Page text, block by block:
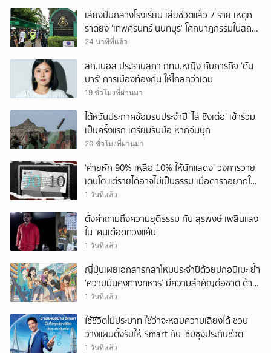
เสียงปืนกลางโรงเรียน เสียชีวิตแล้ว 7 ราย เหตุก
ราดยิง ‘เทพศิรินทร์ นนทบุรี’ โศกนาฏกรรมในสถาน
ศึกษา ครั้งที่ 2 ในรอบปี
24 นาทีที่แล้ว
สก.เนอส ประธานสภา กทม.หญิง กับภารกิจ ‘ดัน
บาร์’ การเมืองท้องถิ่น ให้ไกลกว่าเดิม
19 ชั่วโมงที่ผ่านมา
ไต้หวันประกาศซ้อมรบประจำปี ‘ไล่ ชิงเต๋อ’ เข้าร่วม
เป็นครั้งแรก เตรียมรับมือ หากจีนบุก
20 ชั่วโมงที่ผ่านมา
‘ค่ายหัก 90% เหลือ 10% ให้นักแสดง’ วงการวาย
เติบโต แต่รายได้อาจไม่เป็นธรรม เมื่อดาราอยากให้มี
‘สัญญามาตรฐาน’
1 วันที่แล้ว
ตั้งคำถามถึงความยุติธรรม กับ สุรพงษ์ เพลินแสง
ใน ‘คนเดือดทวงแค้น’
1 วันที่แล้ว
ญี่ปุ่นเผยเอกสารกลาโหมประจำปีด้วยปกอนิเมะ ย้ำ
‘ความมั่นคงทางทหาร’ มีความสำคัญต่อชาติ ด้าน
จีนเตือน ขออย่าซ้ำรอยประวัติศาสตร์
1 วันที่แล้ว
ใช้ชีวิตไม่ประมาท ใช่ว่าจะหลบความเสี่ยงได้ ชวน
วางแผนตั้งรับให้ Smart กับ ‘ซัมซุงประกันชีวิต’
1 วันที่แล้ว